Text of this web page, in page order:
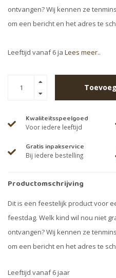
ontvangen? Wij kennen ze
om een ​​bericht en het adres te
Leeftijd vanaf 6 ja Lees meer..
Kwaliteitsspeelgoed
Voor iedere leeftijd
Gratis inpakservice
Bij iedere bestelling
Productomschrijving
Dit is een feestelijk product voor
feestdag. Welk kind wil nou niet
ontvangen? Wij kennen ze
om een ​​bericht en het adres te
Leeftijd vanaf 6 jaar